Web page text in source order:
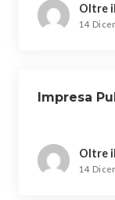
Oltre
14
Impresa
Oltre
14